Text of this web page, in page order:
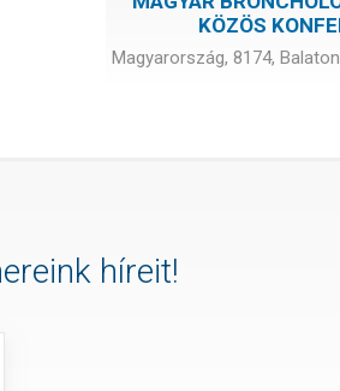
KÖZÖS
Magyarország, 8174,
híreit!